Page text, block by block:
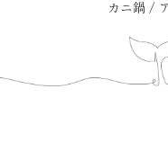
カニ鍋 /